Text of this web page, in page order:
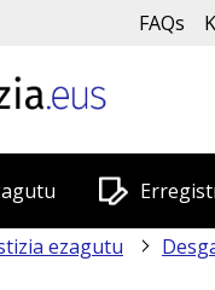
FAQs
ezagutu